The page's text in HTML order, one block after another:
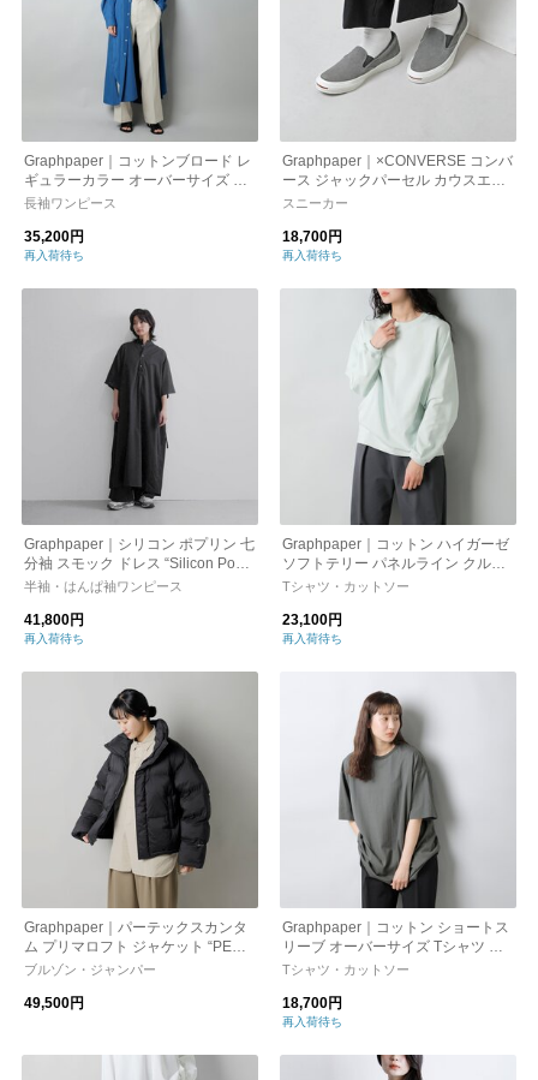
Graphpaper｜コットンブロード レ
ギュラーカラー オーバーサイズ シ
ャツ ドレス gl231-60084b-c-rf
長袖ワンピース
35,200円
再入荷待ち
Graphpaper｜×CONVERSE コンバ
ース ジャックパーセル カウスエー
ド スリッポン “Jack Purcell for Gra
スニーカー
18,700円
再入荷待ち
Graphpaper｜シリコン ポプリン 七
分袖 スモック ドレス “Silicon Popli
n 3/4 Sleeve Smock Dress” gl251-6
半袖・はんぱ袖ワンピース
41,800円
再入荷待ち
Graphpaper｜コットン ハイガーゼ
ソフトテリー パネルライン クルー
ネック Tシャツ “High Gauze Soft T
70237-fn
Tシャツ・カットソー
23,100円
再入荷待ち
Graphpaper｜パーテックスカンタ
ム プリマロフト ジャケット “PERT
EX QUANTUM AIR insulated Puffer
ブルゾン・ジャンパー
49,500円
Graphpaper｜コットン ショートス
リーブ オーバーサイズ Tシャツ 半
袖 “S/S Oversized Tee” gu241-7010
Tシャツ・カットソー
18,700円
再入荷待ち